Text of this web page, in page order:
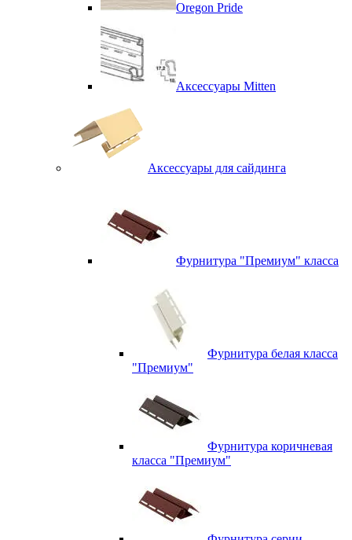
Oregon Pride
Аксессуары Mitten
Аксессуары для сайдинга
Фурнитура "Премиум" класса
Фурнитура белая класса
"Премиум"
Фурнитура коричневая
класса "Премиум"